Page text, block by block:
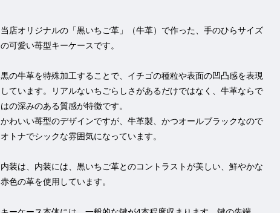
当店オリジナルの「黒いちご革」（牛革）で作った、手のひらサイズ
の可愛い苺型キーケースです。
黒の牛革を特殊加工することで、イチゴの種粒や表面の凹凸感を表現
しています。リアルないちごらしさがあるだけではなく、牛革ならで
はの深みのある質感が特徴です。
かわいい苺型のデザインですが、牛革製、かつオールブラックなので
オトナでシックな雰囲気になっています。
内装は、内装には、黒いちご革とのコントラストが美しい、鮮やかな
赤色の革を使用しています。